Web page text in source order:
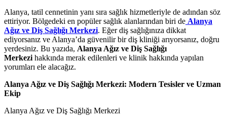
Alanya, tatil cennetinin yanı sıra sağlık hizmetleriyle de adından söz
ettiriyor. Bölgedeki en popüler sağlık alanlarından biri de Alanya
Ağız ve Diş Sağlığı Merkezi. Eğer diş sağlığınıza dikkat
ediyorsanız ve Alanya’da güvenilir bir diş kliniği arıyorsanız, doğru
yerdesiniz. Bu yazıda, Alanya Ağız ve Diş Sağlığı
Merkezi hakkında merak edilenleri ve klinik hakkında yapılan
yorumları ele alacağız.
Alanya Ağız ve Diş Sağlığı Merkezi: Modern Tesisler ve Uzman
Ekip
Alanya Ağız ve Diş Sağlığı Merkezi